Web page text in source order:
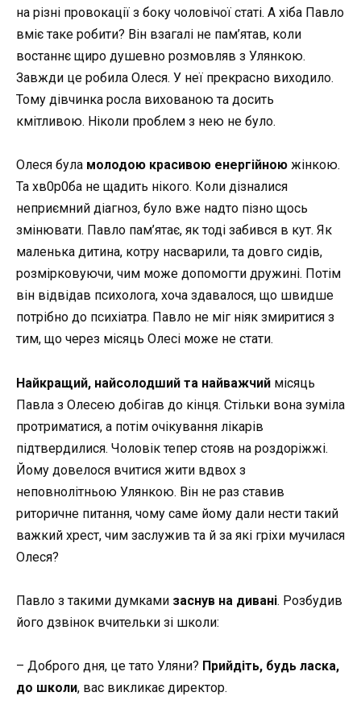
на різні провокації з боку чоловічої статі. А хіба Павло
вміє таке робити? Він взагалі не пам’ятав, коли
востаннє щиро душевно розмовляв з Улянкою.
Завжди це робила Олеся. У неї прекрасно виходило.
Тому дівчинка росла вихованою та досить
кмітливою. Ніколи проблем з нею не було.
Олеся була молодою красивою енергійною жінкою.
Та хв0р0ба не щадить нікого. Коли дізналися
неприємний діагноз, було вже надто пізно щось
змінювати. Павло пам’ятає, як тоді забився в кут. Як
маленька дитина, котру насварили, та довго сидів,
розмірковуючи, чим може допомогти дружині. Потім
він відвідав психолога, хоча здавалося, що швидше
потрібно до психіатра. Павло не міг ніяк змиритися з
тим, що через місяць Олесі може не стати.
Найкращий, найсолодший та найважчий місяць
Павла з Олесею добігав до кінця. Стільки вона зуміла
протриматися, а потім очікування лікарів
підтвердилися. Чоловік тепер стояв на роздоріжжі.
Йому довелося вчитися жити вдвох з
неповнолітньою Улянкою. Він не раз ставив
риторичне питання, чому саме йому дали нести такий
важкий хрест, чим заслужив та й за які гріхи мучилася
Олеся?
Павло з такими думками заснув на дивані. Розбудив
його дзвінок вчительки зі школи:
– Доброго дня, це тато Уляни? Прийдіть, будь ласка,
до школи, вас викликає директор.